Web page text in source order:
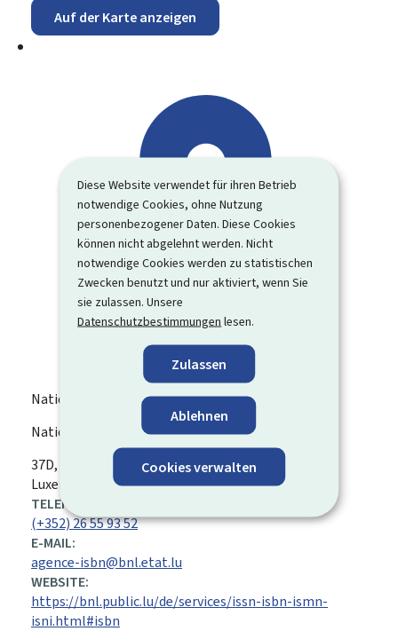
Diese Website verwendet für ihren Betrieb
notwendige Cookies, ohne Nutzung
personenbezogener Daten. Diese Cookies
können nicht abgelehnt werden. Nicht
notwendige Cookies werden zu statistischen
Zwecken benutzt und nur aktiviert, wenn Sie
sie zulassen. Unsere
Datenschutzbestimmungen lesen.
Zulassen
Ablehnen
Cookies verwalten
Auf der Karte anzeigen
Nationalbibliothek Luxemburg (BnL)
Nationale ISBN-Agentur
ADRESSE:
37D, avenue John F. KennedyL-1855Luxemburg
Luxemburg
TELEFON:
(+352) 26 55 93 52
E-MAIL:
agence-isbn@bnl.etat.lu
WEBSITE:
https://bnl.public.lu/de/services/issn-isbn-ismn-
isni.html#isbn